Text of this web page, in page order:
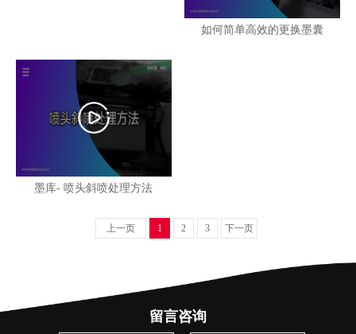
如何简单高效的更换墨囊
墨库- 喷头斜喷处理方法
上一页 1 2 3 下一页
留言咨询